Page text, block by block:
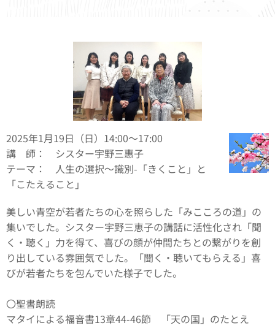
2025年1月19日（日）14:00～17:00
講 師： シスター宇野三惠子
テーマ： 人生の選択～識別-「きくこと」と
「こたえること」
美しい青空が若者たちの心を照らした「みこころの道」の
集いでした。シスター宇野三恵子の講話に活性化され「聞
く・聴く」力を得て、喜びの顔が仲間たちとの繋がりを創
り出している雰囲気でした。「聞く・聴いてもらえる」喜
びが若者たちを包んでいた様子でした。
〇聖書朗読
マタイによる福音書13章44-46節 「天の国」のたとえ